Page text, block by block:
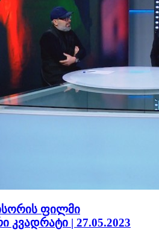
ფილმი
კვადრატი | 27.05.2023